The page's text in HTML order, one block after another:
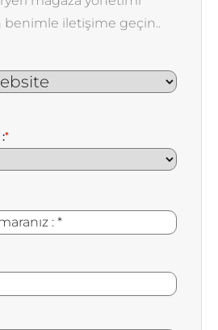
benimle iletişime geçin..
*